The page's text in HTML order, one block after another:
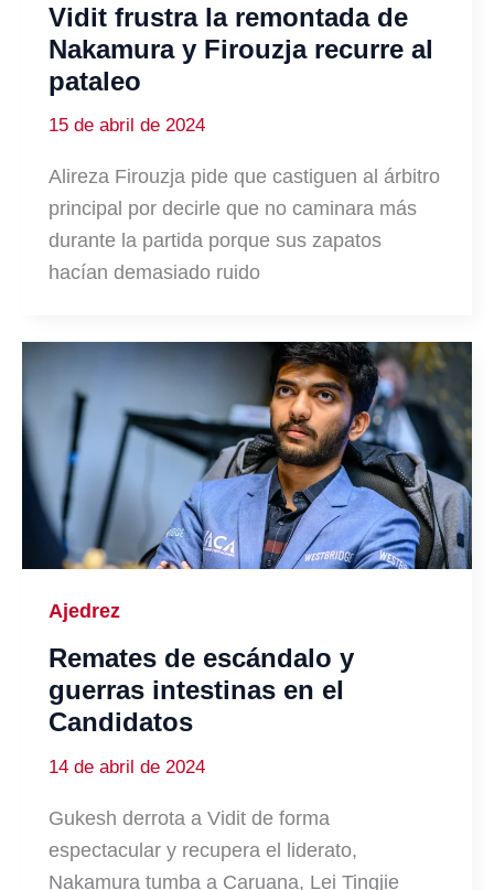
Vidit frustra la remontada de
Nakamura y Firouzja recurre al
pataleo
15 de abril de 2024
Alireza Firouzja pide que castiguen al árbitro
principal por decirle que no caminara más
durante la partida porque sus zapatos
hacían demasiado ruido
Ajedrez
Remates de escándalo y
guerras intestinas en el
Candidatos
14 de abril de 2024
Gukesh derrota a Vidit de forma
espectacular y recupera el liderato,
Nakamura tumba a Caruana, Lei Tingjie